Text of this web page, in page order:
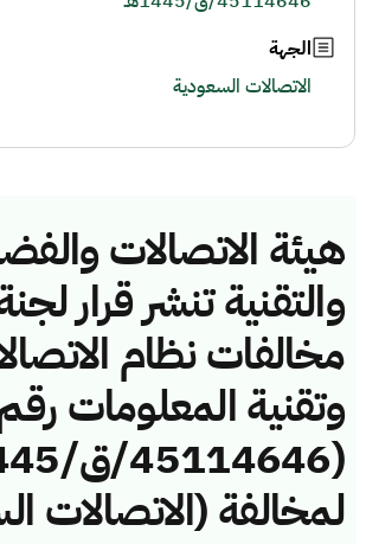
هيئة الاتصالات
والتقنية تنشر قرار
مخالفات نظام
وتقنية المعلومات
لمخالفة (الاتصالات
الجهة
الاتصالات السعودية